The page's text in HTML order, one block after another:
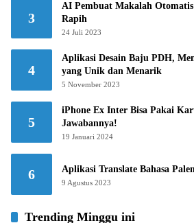
3
AI Pembuat Makalah
Rapih
24 Juli 2023
4
Aplikasi Desain Baju PDH,
yang Unik dan Menarik
5 November 2023
5
iPhone Ex Inter Bisa Pakai
Jawabannya!
19 Januari 2024
6 Aplikasi Translate Bahasa
9 Agustus 2023
Trending Minggu ini